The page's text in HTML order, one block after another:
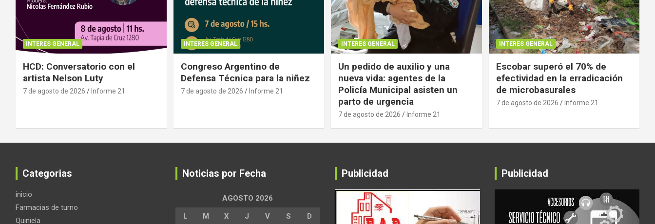
INTERES GENERAL
HCD: Conversatorio con el
artista Nelson Luty
7 de agosto de 2026 Informe 21
INTERES GENERAL
Congreso Argentino de
Defensa Técnica para la niñez
7 de agosto de 2026 Informe 21
INTERES GENERAL
Un pedido de auxilio y una
nueva vida: agentes de la
Policía Municipal asisten un
parto de urgencia
7 de agosto de 2026 Informe 21
INTERES GENERAL
Escobar superó el 70% de
efectividad en la erradicación
de microbasurales
7 de agosto de 2026 Informe 21
Categorias
inicio
Farmacias de turno
Quiniela
Noticias por Fecha
AGOSTO 2026
L M X J V S D
Publicidad Publicidad